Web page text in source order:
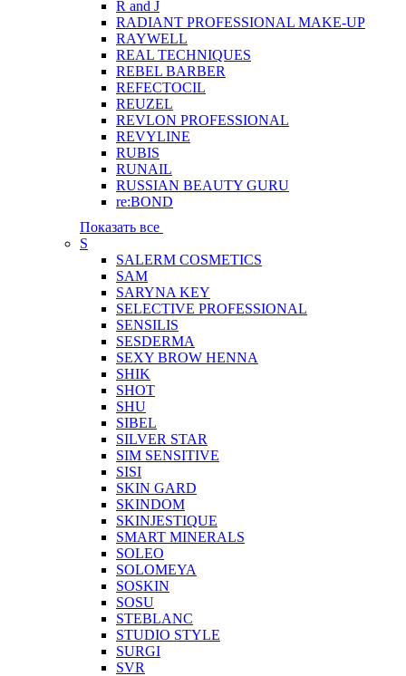
R and J
RADIANT PROFESSIONAL MAKE-UP
RAYWELL
REAL TECHNIQUES
REBEL BARBER
REFECTOCIL
REUZEL
REVLON PROFESSIONAL
REVYLINE
RUBIS
RUNAIL
RUSSIAN BEAUTY GURU
re:BOND
Показать все
S
SALERM COSMETICS
SAM
SARYNA KEY
SELECTIVE PROFESSIONAL
SENSILIS
SESDERMA
SEXY BROW HENNA
SHIK
SHOT
SHU
SIBEL
SILVER STAR
SIM SENSITIVE
SISI
SKIN GARD
SKINDOM
SKINJESTIQUE
SMART MINERALS
SOLEO
SOLOMEYA
SOSKIN
SOSU
STEBLANC
STUDIO STYLE
SURGI
SVR